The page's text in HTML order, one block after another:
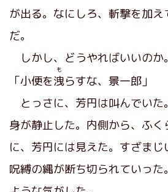
が出る。なにしろ、斬撃を加
だ。
しかし、どうやればいいのか。
「小便を洩
も
らすな、景一郎」
とっさに、芳円は叫んでいた
身が静止した。内側から、ふく
に、芳円には見えた。すざまじ
呪縛の縄が断ち切られていっ